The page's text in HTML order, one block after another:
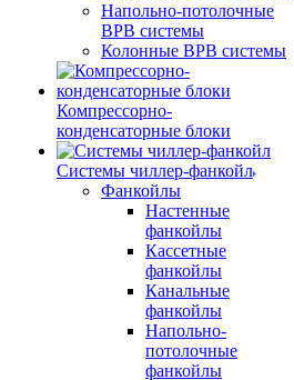
Напольно-потолочные
ВРВ системы
Колонные ВРВ системы
Компрессорно-
конденсаторные блоки
Системы чиллер-фанкойл
Фанкойлы
Настенные
фанкойлы
Кассетные
фанкойлы
Канальные
фанкойлы
Напольно-
потолочные
фанкойлы